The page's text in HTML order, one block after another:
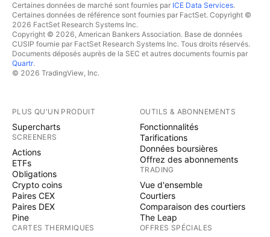
Certaines données de marché sont fournies par ICE Data Services.
Certaines données de référence sont fournies par FactSet. Copyright ©
2026 FactSet Research Systems Inc.
Copyright © 2026, American Bankers Association. Base de données
CUSIP fournie par FactSet Research Systems Inc. Tous droits réservés.
Documents déposés auprès de la SEC et autres documents fournis par
Quartr.
© 2026 TradingView, Inc.
PLUS QU'UN PRODUIT
Supercharts
SCREENERS
Actions
ETFs
Obligations
Crypto coins
Paires CEX
Paires DEX
Pine
CARTES THERMIQUES
OUTILS & ABONNEMENTS
Fonctionnalités
Tarifications
Données boursières
Offrez des abonnements
TRADING
Vue d'ensemble
Courtiers
Comparaison des courtiers
The Leap
OFFRES SPÉCIALES